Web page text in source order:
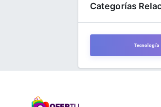
Categorías
Tecnología